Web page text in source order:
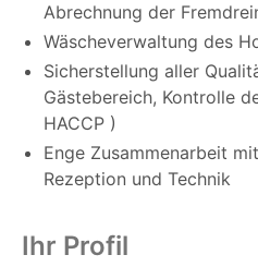
Abrechnung der
Wäscheverwaltung des
Sicherstellung aller
Gästebereich, Kontrolle
HACCP )
Enge Zusammenarbeit
Rezeption und Technik
Ihr Profil